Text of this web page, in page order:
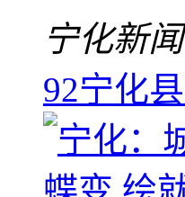
宁化新闻
92宁化